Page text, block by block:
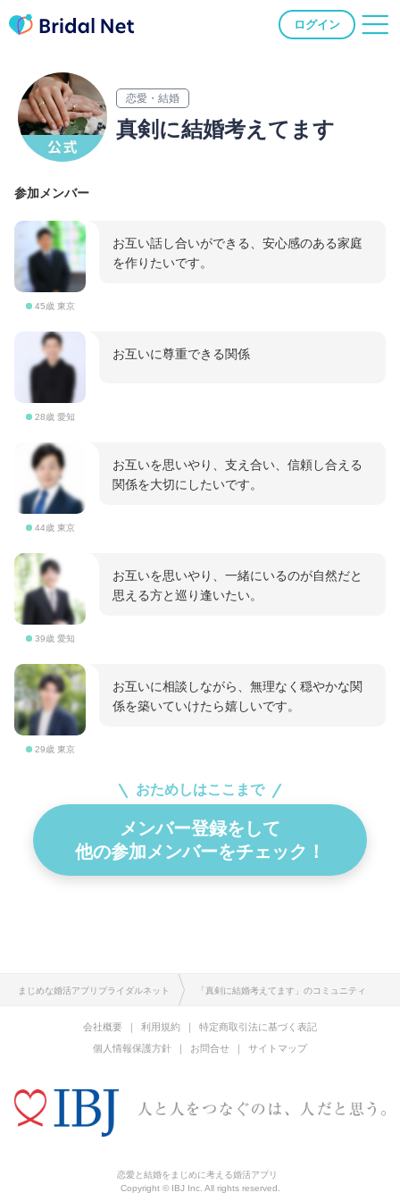
ログイン
恋愛・結婚
真剣に結婚考えてます
参加メンバー
45歳 東京
お互い話し合いができる、安心感のある家庭
を作りたいです。
28歳 愛知
お互いに尊重できる関係
44歳 東京
お互いを思いやり、支え合い、信頼し合える
関係を大切にしたいです。
39歳 愛知
お互いを思いやり、一緒にいるのが自然だと
思える方と巡り逢いたい。
29歳 東京
お互いに相談しながら、無理なく穏やかな関
係を築いていけたら嬉しいです。
おためしはここまで
メンバー登録をして
他の参加メンバーをチェック！
まじめな婚活アプリブライダルネット 「真剣に結婚考えてます」のコミュニティ
会社概要 利用規約
特定商取引法に基づく表記
個人情報保護方針
お問合せ サイトマップ
恋愛と結婚をまじめに考える婚活アプリ
Copyright © IBJ Inc. All rights reserved.